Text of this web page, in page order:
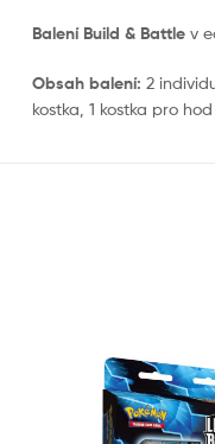
Balení Build & Battle v
Obsah balení: 2
kostka, 1 kostka pro